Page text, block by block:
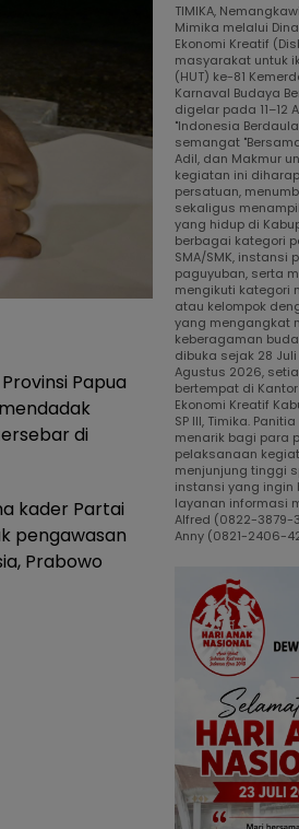
Papua
di
kader Partai
pengawasan
Prabowo
TIMIKA,
Mimika melalui
Ekonomi Kreatif
masyarakat untuk
(HUT) ke-81
Karnaval Budaya
digelar pada 11–12
"Indonesia
semangat
Adil, dan Makmur
kegiatan ini
persatuan,
sekaligus
yang hidup di
berbagai kategori
SMA/SMK, instansi
paguyuban, serta
mengikuti kategori
atau kelompok
yang mengangkat
keberagaman
dibuka sejak 28
Agustus 2026,
bertempat di
Ekonomi Kreatif
SP III, Timika.
menarik bagi para
pelaksanaan
menjunjung tinggi
instansi yang ingin
layanan informasi
Alfred (0822-3879-
Anny (0821-2406-